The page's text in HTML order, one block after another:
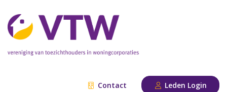
Contact Leden Login